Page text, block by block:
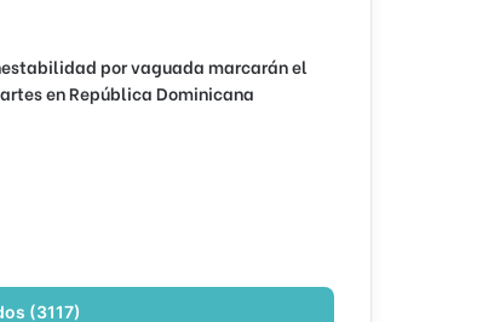
por vaguada marcarán el
en República Dominicana
(3117)